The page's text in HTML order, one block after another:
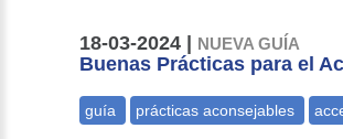
18-03-2024 | NUEVA GUÍA
Buenas Prácticas para el